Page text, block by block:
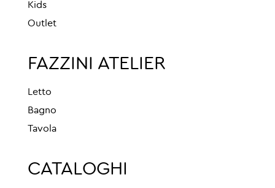
Kids
Outlet
FAZZINI ATELIER
Letto
Bagno
Tavola
CATALOGHI